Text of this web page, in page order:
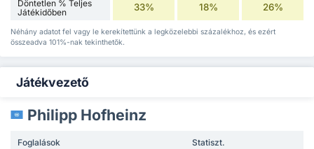
Döntetlen % Teljes
Játékidőben
33% 18% 26%
Néhány adatot fel vagy le kerekítettünk a legközelebbi százalékhoz, és ezért
összeadva 101%-nak tekinthetők.
Játékvezető
Philipp Hofheinz
Foglalások Statiszt.